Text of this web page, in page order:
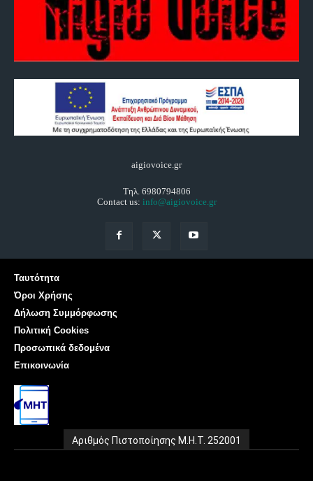
aigiovoice.gr
Τηλ. 6980794806
Contact us: info@aigiovoice.gr
Ταυτότητα
Όροι Χρήσης
Δήλωση Συμμόρφωσης
Πολιτική Cookies
Προσωπικά δεδομένα
Επικοινωνία
Αριθμός Πιστοποίησης Μ.Η.Τ. 252001